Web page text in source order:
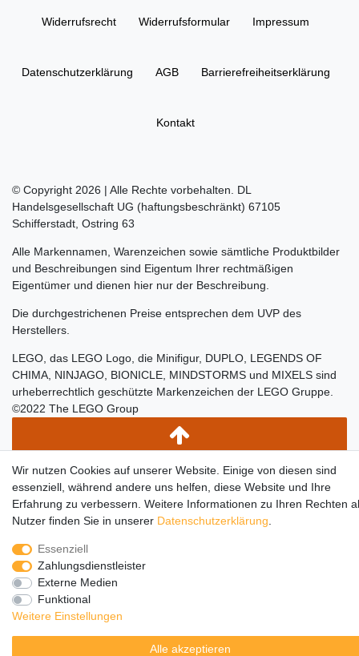
Widerrufs­recht Widerrufs­formular Impressum
Daten­schutz­erklärung AGB Barrierefreiheitserklärung
Kontakt
© Copyright 2026 | Alle Rechte vorbehalten. DL
Handelsgesellschaft UG (haftungsbeschränkt) 67105
Schifferstadt, Ostring 63
Alle Markennamen, Warenzeichen sowie sämtliche Produktbilder
und Beschreibungen sind Eigentum Ihrer rechtmäßigen
Eigentümer und dienen hier nur der Beschreibung.
Die durchgestrichenen Preise entsprechen dem UVP des
Herstellers.
LEGO, das LEGO Logo, die Minifigur, DUPLO, LEGENDS OF
CHIMA, NINJAGO, BIONICLE, MINDSTORMS und MIXELS sind
urheberrechtlich geschützte Markenzeichen der LEGO Gruppe.
©2022 The LEGO Group
Wir nutzen Cookies auf unserer Website. Einige von diesen sind
essenziell, während andere uns helfen, diese Website und Ihre
Erfahrung zu verbessern. Weitere Informationen zu Ihren Rechten
Nutzer finden Sie in unserer Daten­schutz­erklärung
Essenziell
Zahlungsdienstleister
Externe Medien
Funktional
Weitere Einstellungen
Alle akzeptieren